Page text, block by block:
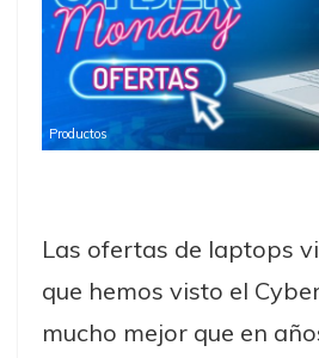
Productos
Las ofertas de laptops
que hemos visto el
mucho mejor que en